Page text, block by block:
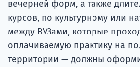
вечерней форм, а также
курсов, по культурному или
между ВУЗами, которые
оплачиваемую практику на
территории — должны